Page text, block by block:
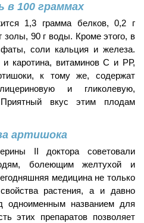
в 100 граммах
1,3 грамма белков, 0,2 г
золы, 90 г воды. Кроме этого, в
соли кальция и железа.
каротина, витаминов С и РР,
к тому же, содержат
и гликолевую,
вкус этим плодам
артишока
II доктора советовали
болеющим желтухой и
медицина не только
растения, а и давно
одноименным названием для
этих препаратов позволяет